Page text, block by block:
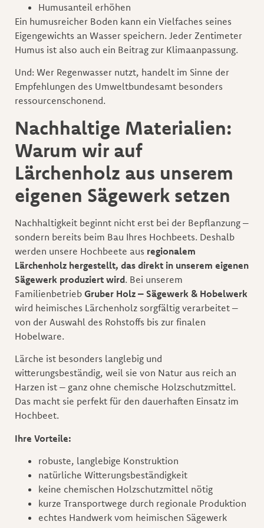
Humusanteil erhöhen
Ein humusreicher Boden kann ein Vielfaches seines
Eigengewichts an Wasser speichern. Jeder Zentimeter
Humus ist also auch ein Beitrag zur Klimaanpassung.
Und: Wer Regenwasser nutzt, handelt im Sinne der
Empfehlungen des Umweltbundesamt besonders
ressourcenschonend.
Nachhaltige Materialien:
Warum wir auf
Lärchenholz aus unserem
eigenen Sägewerk setzen
Nachhaltigkeit beginnt nicht erst bei der Bepflanzung –
sondern bereits beim Bau Ihres Hochbeets. Deshalb
werden unsere Hochbeete aus regionalem
Lärchenholz hergestellt, das direkt in unserem eigenen
Sägewerk produziert wird. Bei unserem
Familienbetrieb Gruber Holz – Sägewerk & Hobelwerk
wird heimisches Lärchenholz sorgfältig verarbeitet –
von der Auswahl des Rohstoffs bis zur finalen
Hobelware.
Lärche ist besonders langlebig und
witterungsbeständig, weil sie von Natur aus reich an
Harzen ist – ganz ohne chemische Holzschutzmittel.
Das macht sie perfekt für den dauerhaften Einsatz im
Hochbeet.
Ihre Vorteile:
robuste, langlebige Konstruktion
natürliche Witterungsbeständigkeit
keine chemischen Holzschutzmittel nötig
kurze Transportwege durch regionale Produktion
echtes Handwerk vom heimischen Sägewerk